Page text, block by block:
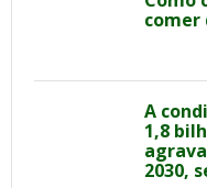
comer
A
1,8
2030,